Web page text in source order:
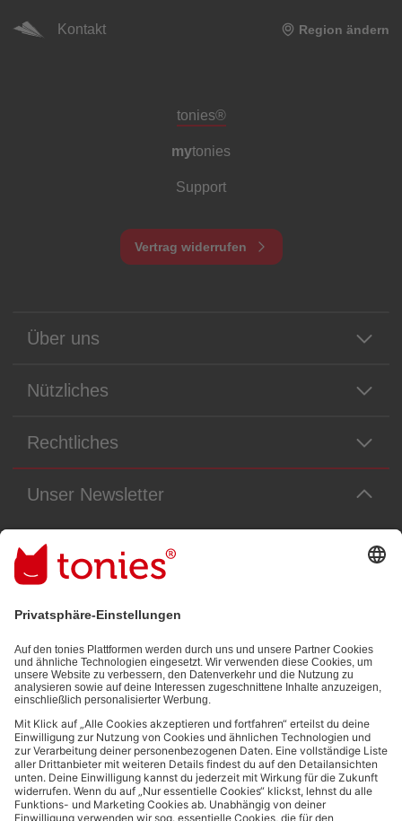
Kontakt Region ändern
Meta-Navigation Footer
tonies®
mytonies
Support
Vertrag widerrufen
Über uns
Nützliches
Rechtliches
Unser Newsletter
E-Mail-Addresse
Mit dem Absenden abonnierst du unseren E-Mail-Newsletter, der auf
und den von dir zu Werbezwecken bereitgestellten
Interaktionsinformationen (z.B. Abspielinformationen) basiert. Du
kannst den Newsletter jederzeit kostenlos abbestellen.
Datenschutzbestimmungen.
Bezahlmethoden: